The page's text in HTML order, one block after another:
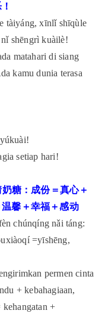
tàiyáng, xīnlǐ shīqùle
shēngrì kuàilè!
matahari di siang
kamu dunia terasa
setiap hari!
糖：成份＝真心＋
馨＋幸福＋感动
chúnqíng nǎi táng:
=yīshēng,
permen cinta
+ kebahagiaan,
kehangatan +